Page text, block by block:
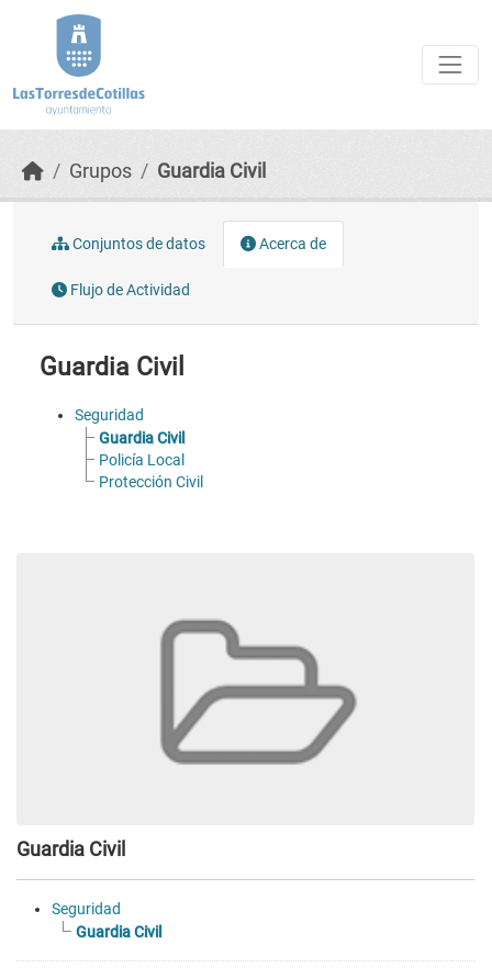
Grupos Guardia Civil
Guardia Civil
Seguridad
Guardia Civil
Conjuntos de datos Acerca de
Flujo de Actividad
Guardia Civil
Seguridad
Guardia Civil
Policía Local
Protección Civil